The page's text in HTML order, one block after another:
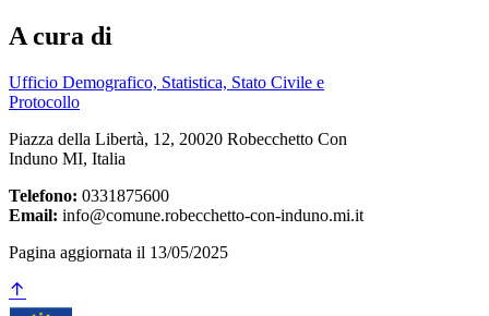
A cura di
Ufficio Demografico, Statistica, Stato Civile e
Protocollo
Piazza della Libertà, 12, 20020 Robecchetto Con
Induno MI, Italia
Telefono: 0331875600
Email: info@comune.robecchetto-con-induno.mi.it
Pagina aggiornata il 13/05/2025